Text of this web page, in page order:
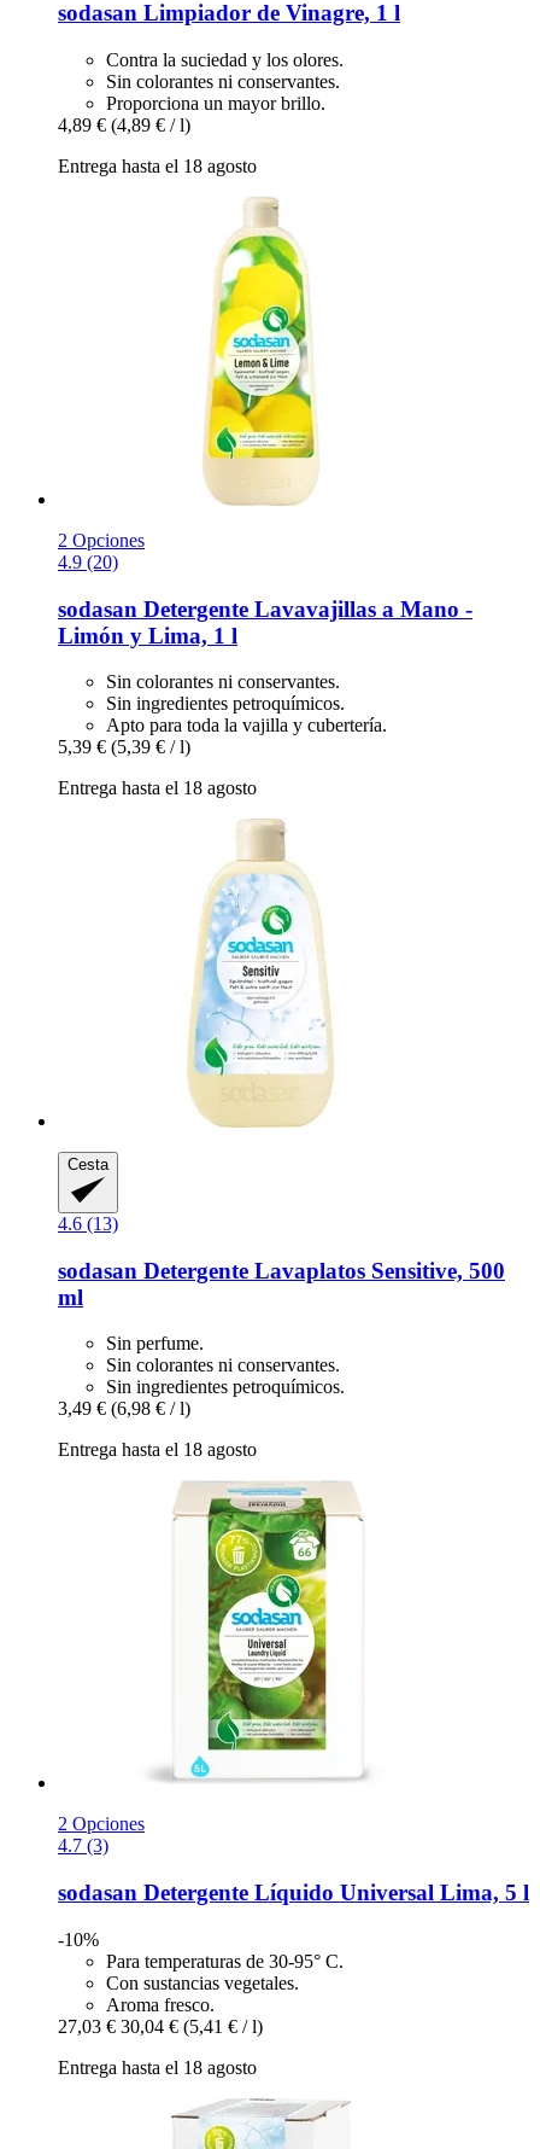
sodasan Limpiador de Vinagre, 1 l
Contra la suciedad y los olores.
Sin colorantes ni conservantes.
Proporciona un mayor brillo.
4,89 € (4,89 € / l)
Entrega hasta el 18 agosto
2 Opciones
4.9 (20)
sodasan Detergente Lavavajillas a Mano -​
Limón y Lima, 1 l
Sin colorantes ni conservantes.
Sin ingredientes petroquímicos.
Apto para toda la vajilla y cubertería.
5,39 € (5,39 € / l)
Entrega hasta el 18 agosto
Cesta
4.6 (13)
sodasan Detergente Lavaplatos Sensitive, 500
ml
Sin perfume.
Sin colorantes ni conservantes.
Sin ingredientes petroquímicos.
3,49 € (6,98 € / l)
Entrega hasta el 18 agosto
2 Opciones
4.7 (3)
sodasan Detergente Líquido Universal Lima, 5 l
-10%
Para temperaturas de 30-95° C.
Con sustancias vegetales.
Aroma fresco.
27,03 € 30,04 € (5,41 € / l)
Entrega hasta el 18 agosto